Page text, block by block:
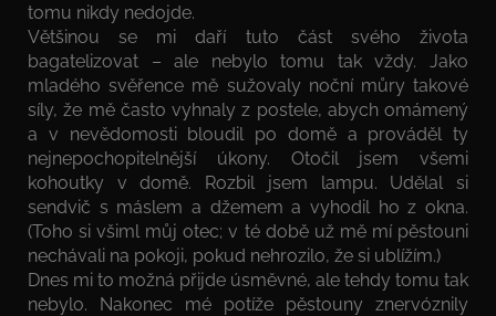
tomu nikdy nedojde.
Většinou se mi daří tuto část svého života
bagatelizovat – ale nebylo tomu tak vždy. Jako
mladého svěřence mě sužovaly noční můry takové
síly, že mě často vyhnaly z postele, abych omámený
a v nevědomosti bloudil po domě a prováděl ty
nejnepochopitelnější úkony. Otočil jsem všemi
kohoutky v domě. Rozbil jsem lampu. Udělal si
sendvič s máslem a džemem a vyhodil ho z okna.
(Toho si všiml můj otec; v té době už mě mí pěstouni
nechávali na pokoji, pokud nehrozilo, že si ublížím.)
Dnes mi to možná přijde úsměvné, ale tehdy tomu tak
nebylo. Nakonec mé potíže pěstouny znervóznily